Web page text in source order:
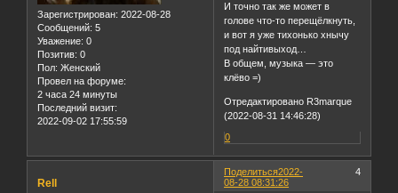
Зарегистрирован: 2022-08-28
Сообщений: 5
Уважение: 0
Позитив: 0
Пол: Женский
Провел на форуме:
2 часа 24 минуты
Последний визит:
2022-09-02 17:55:59
И точно так же может в
голове что-то перещёлкнуть,
и вот я уже тихонько хнычу
под найтивыход…
В общем, музыка — это
клёво =)
Отредактировано R3marque
(2022-08-31 14:46:28)
0
Поделиться 4
2022-
08-28 08:31:26
Rell